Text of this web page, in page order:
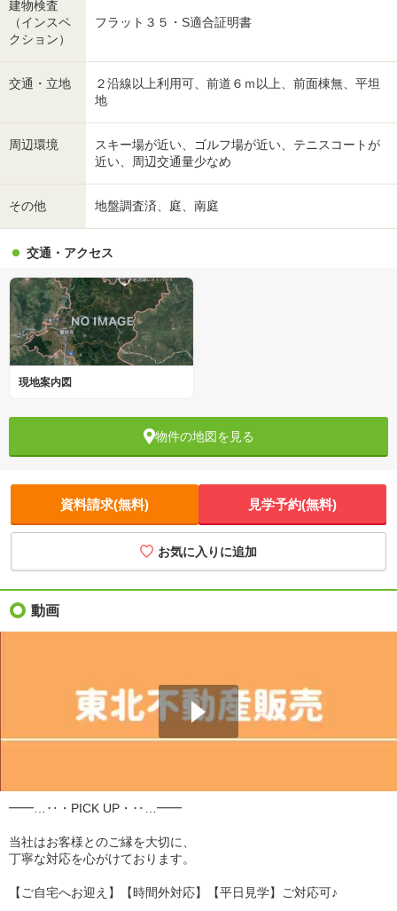
建物検査
（インスペ
クション）
フラット３５・S適合証明書
交通・立地
２沿線以上利用可、前道６ｍ以上、前面棟無、平坦
地
周辺環境
スキー場が近い、ゴルフ場が近い、テニスコートが
近い、周辺交通量少なめ
その他 地盤調査済、庭、南庭
交通・アクセス
現地案内図
物件の地図を見る
資料請求(無料) 見学予約(無料)
お気に入りに追加
動画
━━…‥・PICK UP・‥…━━
当社はお客様とのご縁を大切に、
丁寧な対応を心がけております。
【ご自宅へお迎え】【時間外対応】【平日見学】ご対応可♪